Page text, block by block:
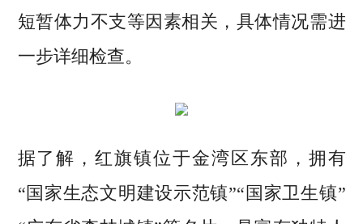
短暂体力不支等因素相关，具体情况需进
一步详细检查。
据了解，红旗镇位于金湾区东部，拥有
“国家生态文明建设示范镇”“国家卫生镇”